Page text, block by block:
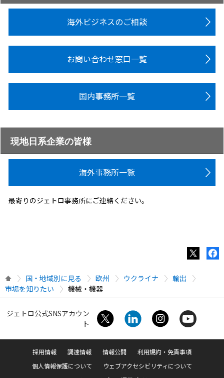
海外ビジネスのご相談
お問い合わせ窓口一覧
国内事務所一覧
現地日系企業の皆様
海外事務所一覧
最寄りのジェトロ事務所にご連絡ください。
国・地域別に見る 欧州 ウクライナ
輸出
市場を知りたい
機械・機器
ジェトロ公式SNSアカウン
ト
採用情報 調達情報 情報公開
利用規約・免責事項
個人情報保護について
ウェブアクセシビリティについて